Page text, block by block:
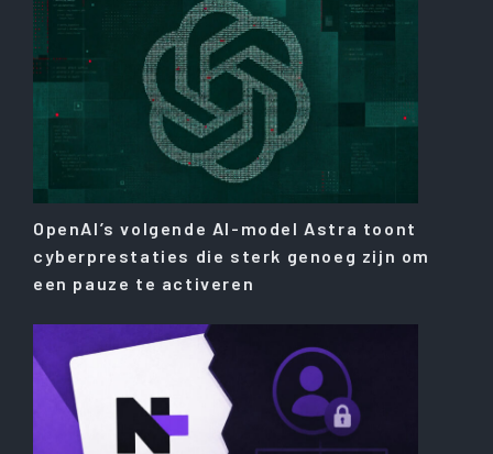
OpenAI’s volgende AI-model Astra toont
cyberprestaties die sterk genoeg zijn om
een ​​pauze te activeren